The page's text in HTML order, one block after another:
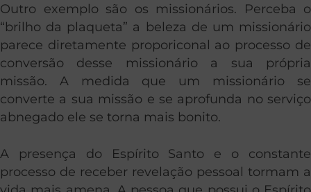
Outro exemplo são os missionários. Perceba o
“brilho da plaqueta” a beleza de um missionário
parece diretamente proporiconal ao processo de
conversão desse missionário a sua própria
missão. A medida que um missionário se
converte a sua missão e se aprofunda no serviço
abnegado ele se torna mais bonito.
A presença do Espírito Santo e o constante
processo de receber revelação pessoal tormam a